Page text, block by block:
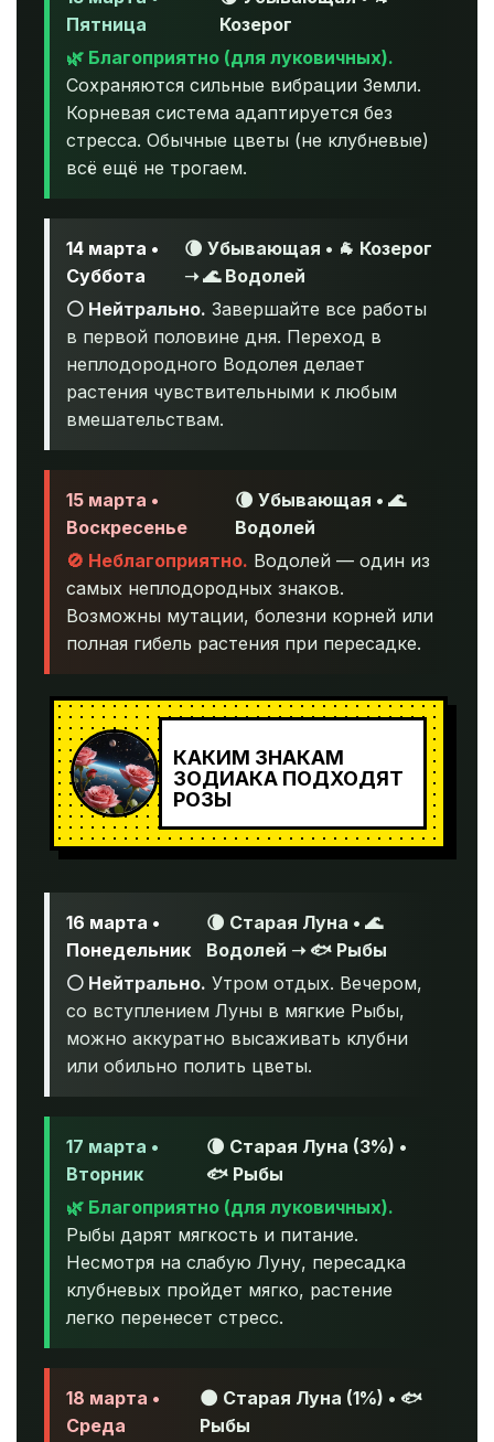
Пятница
Козерог
🌿 Благоприятно (для луковичных).
Сохраняются сильные вибрации Земли.
Корневая система адаптируется без
стресса. Обычные цветы (не клубневые)
всё ещё не трогаем.
14 марта •
Суббота
🌘 Убывающая • 🐐 Козерог
➝ 🌊 Водолей
⚪ Нейтрально. Завершайте все работы
в первой половине дня. Переход в
неплодородного Водолея делает
растения чувствительными к любым
вмешательствам.
15 марта •
Воскресенье
🌘 Убывающая • 🌊
Водолей
🚫 Неблагоприятно. Водолей — один из
самых неплодородных знаков.
Возможны мутации, болезни корней или
полная гибель растения при пересадке.
КАКИМ ЗНАКАМ
ЗОДИАКА ПОДХОДЯТ
РОЗЫ
16 марта •
Понедельник
🌘 Старая Луна • 🌊
Водолей ➝ 🐟 Рыбы
⚪ Нейтрально. Утром отдых. Вечером,
со вступлением Луны в мягкие Рыбы,
можно аккуратно высаживать клубни
или обильно полить цветы.
17 марта •
Вторник
🌘 Старая Луна (3%) •
🐟 Рыбы
🌿 Благоприятно (для луковичных).
Рыбы дарят мягкость и питание.
Несмотря на слабую Луну, пересадка
клубневых пройдет мягко, растение
легко перенесет стресс.
18 марта •
Среда
🌑 Старая Луна (1%) • 🐟
Рыбы